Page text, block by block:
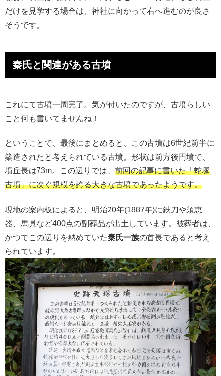
だけを見学する場合は、神社に向かって右へ進むのが良さ
そうです。
秦氏と関連がある古墳
これにて古墳一周完了。気が付いたのですが、古墳らしい
こと何も書いてませんね！
ということで、最後にまとめると、この古墳は6世紀前半に
築造されたと考えられている古墳。形状は前方後円墳で、
墳丘長は73m。この辺りでは、 前回の記事に書いた「蛇塚
古墳」に次ぐ規模を誇る大きな古墳であったようです。
現地の案内板によると、明治20年(1887年)に鉄刀や須恵
器、馬具など400点の副葬品が出土しています。被葬者は、
かつてこの辺りを納めていた秦氏一族の首長であると考え
られています。